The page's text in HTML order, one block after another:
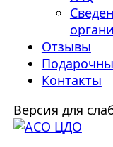
Отзывы
Контакты
Версия для